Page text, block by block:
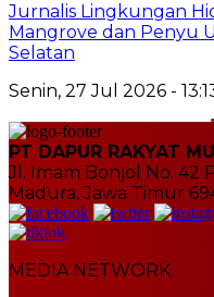
Jurnalis Lingkungan
Mangrove dan Penyu
Selatan
Senin, 27 Jul 2026 -
PT DAPUR RAKYAT
Jl. Imam Bonjol No. 42
Madura, Jawa Timur
MEDIA NETWORK